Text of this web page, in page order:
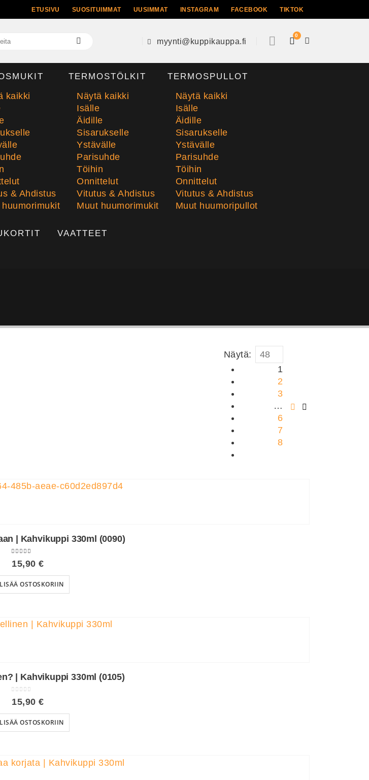
ETUSIVU SUOSITUIMMAT UUSIMMAT INSTAGRAM FACEBOOK TIKTOK
myynti@kuppikauppa.fi
0
kaikki
& Ahdistus
huumorimukit
TERMOSTÖLKIT
Näytä kaikki
Isälle
Äidille
Sisarukselle
Ystävälle
Parisuhde
Töihin
Onnittelut
Vitutus & Ahdistus
Muut huumorimukit
TERMOSPULLOT
Näytä kaikki
Isälle
Äidille
Sisarukselle
Ystävälle
Parisuhde
Töihin
Onnittelut
Vitutus & Ahdistus
Muut huumoripullot
VAATTEET
Näytä:
1
2
3
…
6
7
8
| Kahvikuppi 330ml (0090)
4.00 out of 5
15,90€
LISÄÄ OSTOSKORIIN
| Kahvikuppi 330ml (0105)
0out of 5
15,90€
LISÄÄ OSTOSKORIIN